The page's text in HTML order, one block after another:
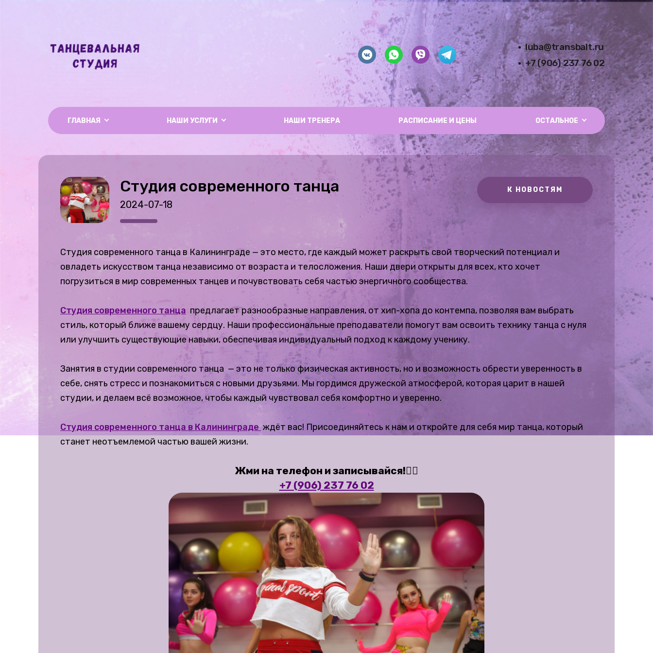
luba@transbalt.ru
+7 (906) 237 76 02
ГЛАВНАЯ НАШИ УСЛУГИ НАШИ ТРЕНЕРА РАСПИСАНИЕ И ЦЕНЫ ОСТАЛЬНОЕ
Студия современного танца
2024-07-18
К НОВОСТЯМ
Студия современного танца в Калининграде — это место, где каждый может раскрыть свой творческий потенциал и
овладеть искусством танца независимо от возраста и телосложения. Наши двери открыты для всех, кто хочет
погрузиться в мир современных танцев и почувствовать себя частью энергичного сообщества.
Студия современного танца предлагает разнообразные направления, от хип-хопа до контемпа, позволяя вам выбрать
стиль, который ближе вашему сердцу. Наши профессиональные преподаватели помогут вам освоить технику танца с нуля
или улучшить существующие навыки, обеспечивая индивидуальный подход к каждому ученику.
Занятия в студии современного танца — это не только физическая активность, но и возможность обрести уверенность в
себе, снять стресс и познакомиться с новыми друзьями. Мы гордимся дружеской атмосферой, которая царит в нашей
студии, и делаем всё возможное, чтобы каждый чувствовал себя комфортно и уверенно.
Студия современного танца в Калининграде ждёт вас! Присоединяйтесь к нам и откройте для себя мир танца, который
станет неотъемлемой частью вашей жизни.
Жми на телефон и записывайся!👇🏻
+7 (906) 237 76 02